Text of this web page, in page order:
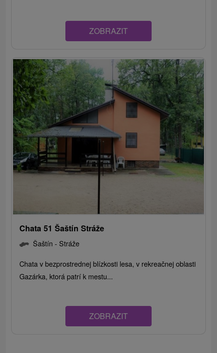
ZOBRAZIT
Chata 51 Šaštín Stráže
Šaštín - Stráže
Chata v bezprostrednej blízkosti lesa, v rekreačnej oblasti
Gazárka, ktorá patrí k mestu...
ZOBRAZIT